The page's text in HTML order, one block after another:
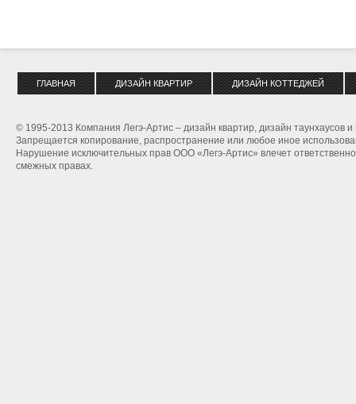
ГЛАВНАЯ ДИЗАЙН КВАРТИР ДИЗАЙН КОТТЕДЖЕЙ
© 1995-2013 Компания Легэ-Артис – дизайн квартир, дизайн таунхаусов и
Запрещается копирование, распространение или любое иное
Нарушение исключительных прав ООО «Легэ-Артис» влечет
смежных правах.